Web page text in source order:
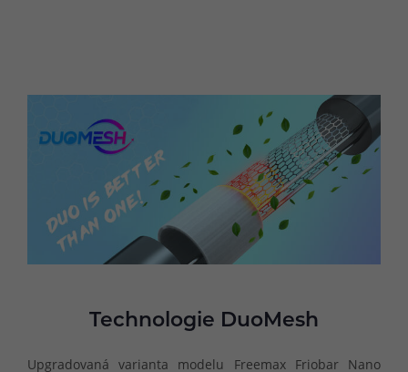
Technologie DuoMesh
Upgradovaná varianta modelu Freemax Friobar Nano